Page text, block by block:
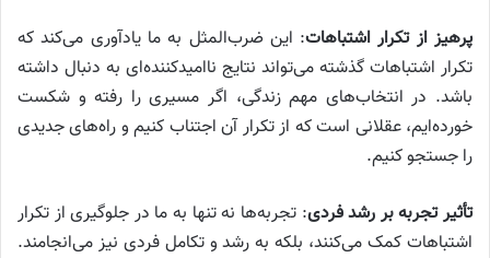
پرهیز از تکرار اشتباهات: این ضرب‌المثل به ما یادآوری می‌کند که
تکرار اشتباهات گذشته می‌تواند نتایج ناامیدکننده‌ای به دنبال داشته
باشد. در انتخاب‌های مهم زندگی، اگر مسیری را رفته و شکست
خورده‌ایم، عقلانی است که از تکرار آن اجتناب کنیم و راه‌های جدیدی
را جستجو کنیم.
تأثیر تجربه بر رشد فردی: تجربه‌ها نه تنها به ما در جلوگیری از تکرار
اشتباهات کمک می‌کنند، بلکه به رشد و تکامل فردی نیز می‌انجامند.